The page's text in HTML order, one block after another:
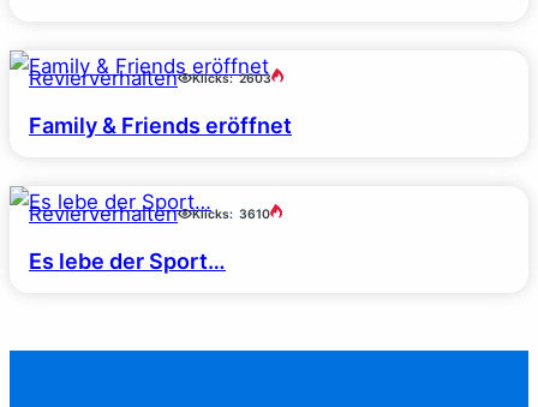
Revierverhalten Klicks: 2603
Family & Friends eröffnet
Revierverhalten Klicks: 3610
Es lebe der Sport…